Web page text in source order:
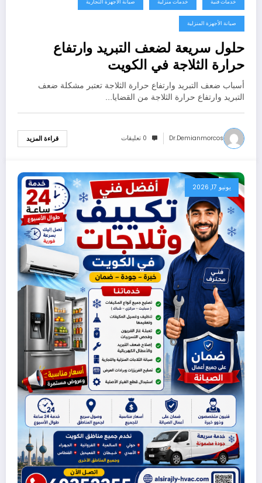
خدمات فنية خدمات منزلية صيانة الأجهزة التجارية
صيانة الأجهزة المنزلية
حلول سريعة لضعف التبريد وارتفاع
حرارة الثلاجة في الكويت
أسباب ضعف التبريد وارتفاع حرارة الثلاجة تعتبر مشكلة ضعف
التبريد وارتفاع حرارة الثلاجة من القضايا…
Dr.demianmorcos 0 تعليقات قراءة المزيد
يونيو 17, 2026